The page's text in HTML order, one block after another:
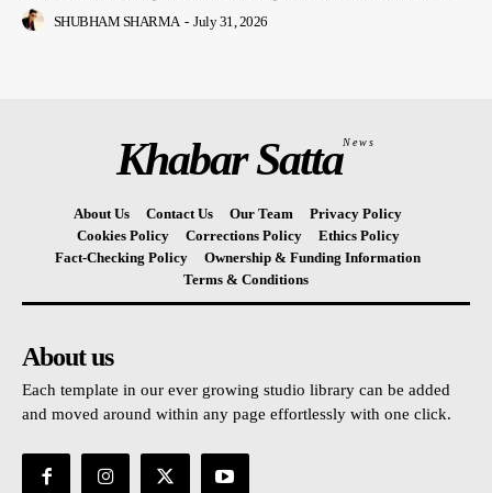
SHUBHAM SHARMA - July 31, 2026
Khabar SattaNews
About Us Contact Us Our Team
Privacy Policy
Cookies Policy
Corrections Policy
Ethics Policy
Fact-Checking Policy
Ownership & Funding Information
Terms & Conditions
About us
Each template in our ever growing studio library can be added
and moved around within any page effortlessly with one click.